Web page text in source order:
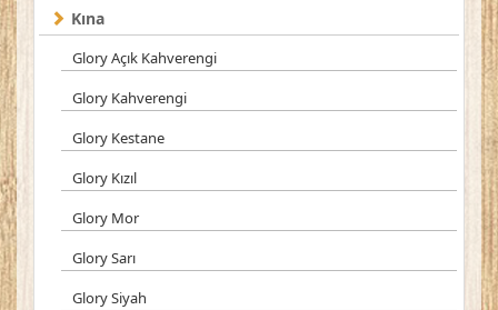
Kına
Glory Açık Kahverengi
Glory Kahverengi
Glory Kestane
Glory Kızıl
Glory Mor
Glory Sarı
Glory Siyah